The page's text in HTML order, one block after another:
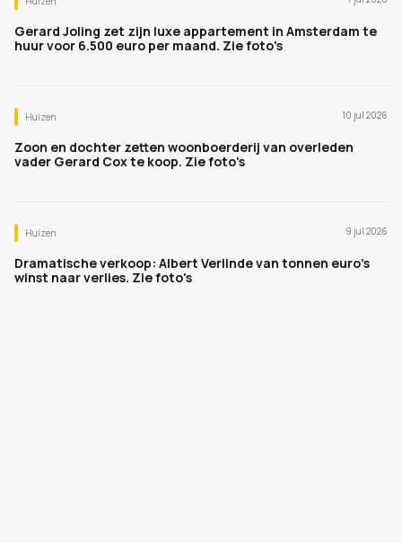
Gerard Joling zet zijn luxe appartement in Amsterdam te
huur voor 6.500 euro per maand. Zie foto's
Huizen 10 jul 2026
Zoon en dochter zetten woonboerderij van overleden
vader Gerard Cox te koop. Zie foto's
Huizen 9 jul 2026
Dramatische verkoop: Albert Verlinde van tonnen euro's
winst naar verlies. Zie foto's